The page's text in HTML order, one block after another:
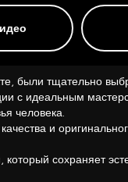
были тщательно
с идеальным
человека.
и
сохраняет